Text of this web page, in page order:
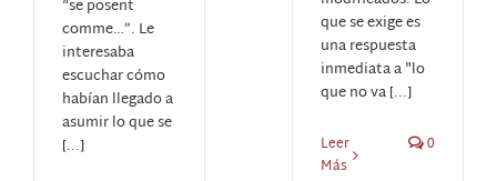
“se posent
comme…”. Le
interesaba
escuchar cómo
habían llegado a
asumir lo que se
[...]
que se exige es
una respuesta
inmediata a "lo
que no va [...]
Leer
Más
0